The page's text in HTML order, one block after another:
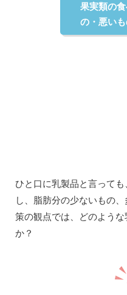
果実類の
の・悪い
ひと口に乳製品と言って
し、脂肪分の少ないもの
策の観点では、どのよう
か？